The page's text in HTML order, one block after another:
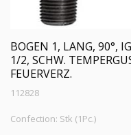
BOGEN 1, LANG, 90°,
1/2, SCHW.
FEUERVERZ.
112828
Confection: Stk (1Pc.)